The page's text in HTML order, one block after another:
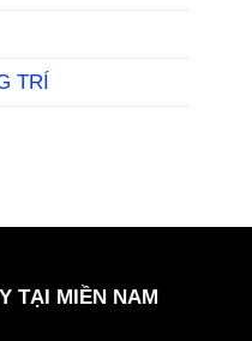
TRÍ
TẠI MIỀN NAM